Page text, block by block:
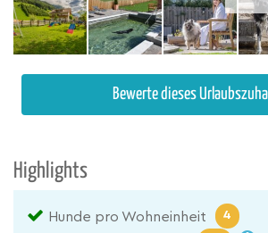
Bewerte dieses
Highlights
Hunde pro Wohneinheit 4